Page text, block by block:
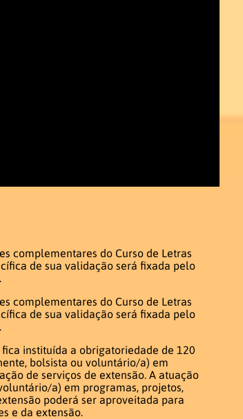
complementares do Curso de Letras
de sua validação será fixada pelo
complementares do Curso de Letras
de sua validação será fixada pelo
instituída a obrigatoriedade de 120
bolsista ou voluntário/a) em
de serviços de extensão. A atuação
a) em programas, projetos,
poderá ser aproveitada para
e da extensão.